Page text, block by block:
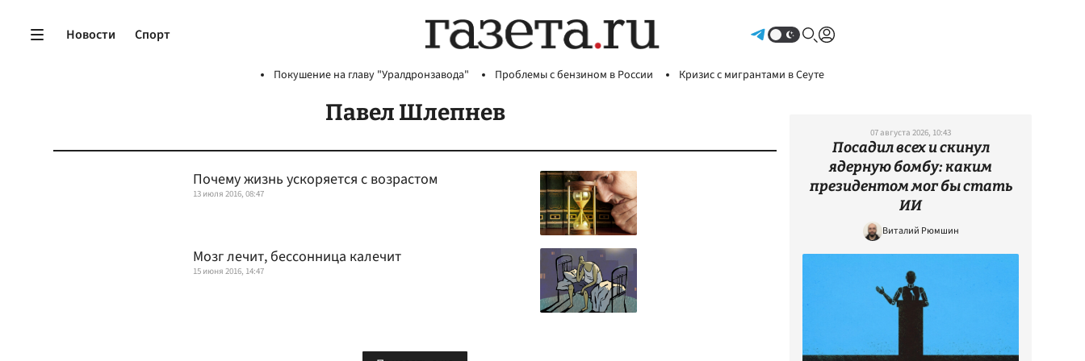
Новости Спорт
Покушение на главу "Уралдронзавода" Проблемы с бензином в России Кризис с мигрантами в Сеуте
Павел Шлепнев
Почему жизнь ускоряется с возрастом
13 июля 2016, 08:47
Мозг лечит, бессонница калечит
15 июня 2016, 14:47
07 августа 2026, 10:43
Посадил всех и скинул
ядерную бомбу: каким
президентом мог бы стать
ИИ
Виталий Рюмшин